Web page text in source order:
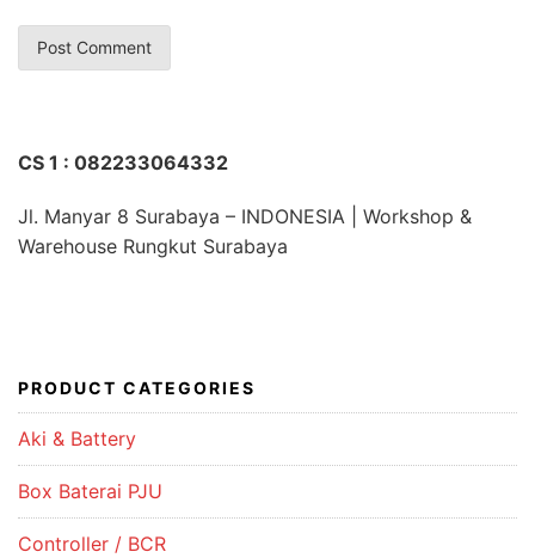
CS 1 : 082233064332
Jl. Manyar 8 Surabaya – INDONESIA | Workshop &
Warehouse Rungkut Surabaya
PRODUCT CATEGORIES
Aki & Battery
Box Baterai PJU
Controller / BCR